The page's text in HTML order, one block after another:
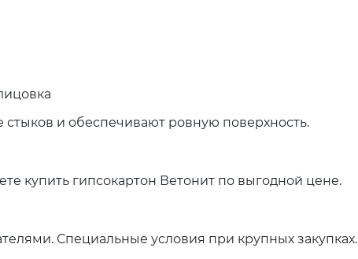
и обеспечивают ровную поверхность.
купить гипсокартон Ветонит по выгодной цене.
Специальные условия при крупных закупках.